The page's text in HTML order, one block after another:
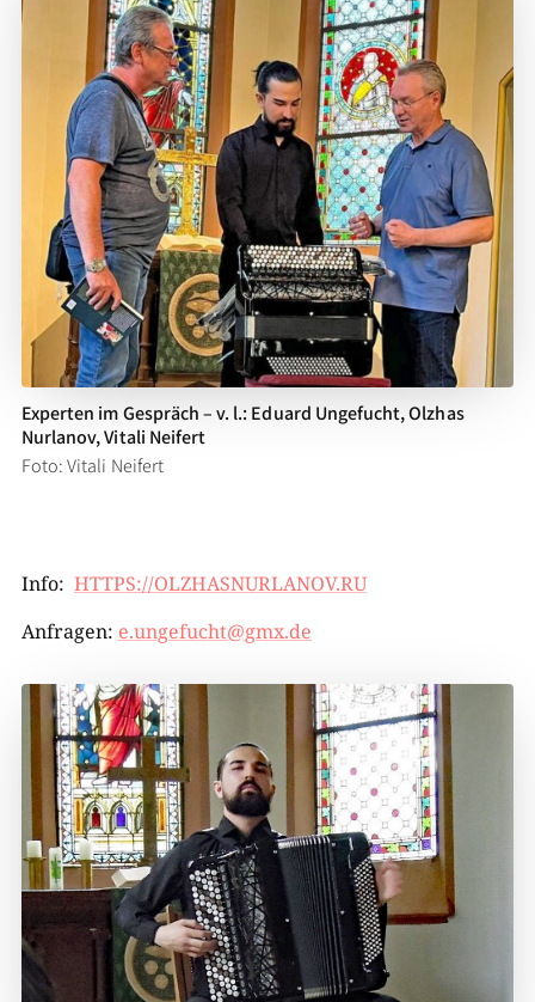
Experten im Gespräch – v. l.: Eduard Ungefucht, Olzhas
Nurlanov, Vitali Neifert
Foto: Vitali Neifert
Info: HTTPS://OLZHASNURLANOV.RU
Anfragen: e.ungefucht@gmx.de